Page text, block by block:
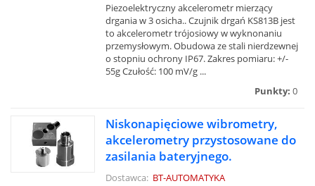
Piezoelektryczny akcelerometr mierzący
drgania w 3 osicha.. Czujnik drgań KS813B jest
to akcelerometr trójosiowy w wyknonaniu
przemysłowym. Obudowa ze stali nierdzewnej
o stopniu ochrony IP67. Zakres pomiaru: +/-
55g Czułość: 100 mV/g ...
Punkty: 0
Niskonapięciowe wibrometry,
akcelerometry przystosowane do
zasilania bateryjnego.
Dostawca: BT-AUTOMATYKA